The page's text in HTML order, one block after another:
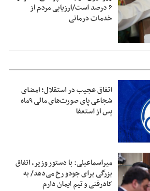
۶ درصد است/ارزیابی مردم از
خدمات درمانی
اتفاق عجیب در استقلال؛ امضای
شجاعی پای صورت‌های مالی ٩ماه
پس از استعفا
میراسماعیلی: با دستور وزیر، اتفاق
بزرگی برای جودو رخ می‌دهد/ به
کادرفنی و تیم ایمان دارم